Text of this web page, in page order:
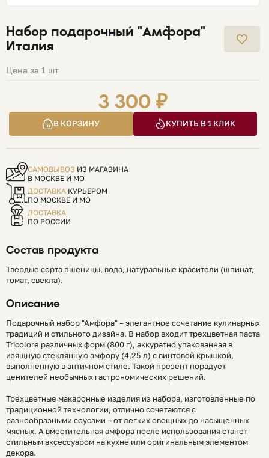
Набор подарочный "Амфора"
Италия
Цена за 1 шт
3 300 ₽
В КОРЗИНУ КУПИТЬ В 1 КЛИК
САМОВЫВОЗ ИЗ МАГАЗИНА
В МОСКВЕ И МО
ДОСТАВКА КУРЬЕРОМ
ПО МОСКВЕ И МО
ДОСТАВКА
ПО РОССИИ
Состав продукта
Твердые сорта пшеницы, вода, натуральные красители (шпинат,
томат, свекла).
Описание
Подарочный набор "Амфора" – элегантное сочетание кулинарных
традиций и стильного дизайна. В набор входит трехцветная паста
Tricolore различных форм (800 г), аккуратно упакованная в
изящную стеклянную амфору (4,25 л) с винтовой крышкой,
выполненную в античном стиле. Такой презент порадует
ценителей необычных гастрономических решений.
Трехцветные макаронные изделия из набора, изготовленные по
традиционной технологии, отлично сочетаются с
разнообразными соусами – от легких овощных до насыщенных
мясных. А вместительная амфора после использования станет
стильным аксессуаром на кухне или оригинальным элементом
декора.